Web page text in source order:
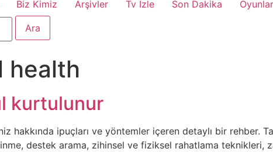
Biz Kimiz Arşivler Tv İzle Son Dakika Oyunlar
health
kurtulunur
hakkında ipuçları ve yöntemler içeren detaylı bir rehber.
destek arama, zihinsel ve fiziksel rahatlama teknikleri,